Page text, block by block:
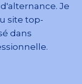
Je
site top-
dans